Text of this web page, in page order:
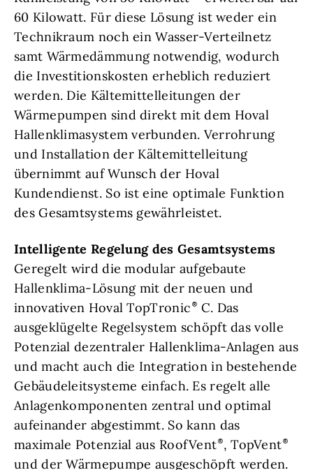
60 Kilowatt. Für diese Lösung ist weder ein
Technikraum noch ein Wasser-Verteilnetz
samt Wärmedämmung notwendig, wodurch
die Investitionskosten erheblich reduziert
werden. Die Kältemittelleitungen der
Wärmepumpen sind direkt mit dem Hoval
Hallenklimasystem verbunden. Verrohrung
und Installation der Kältemittelleitung
übernimmt auf Wunsch der Hoval
Kundendienst. So ist eine optimale Funktion
des Gesamtsystems gewährleistet.
Intelligente Regelung des Gesamtsystems
Geregelt wird die modular aufgebaute
Hallenklima-Lösung mit der neuen und
innovativen Hoval TopTronic
C. Das
ausgeklügelte Regelsystem schöpft das volle
Potenzial dezentraler Hallenklima-Anlagen aus
und macht auch die Integration in bestehende
Gebäudeleitsysteme einfach. Es regelt alle
Anlagenkomponenten zentral und optimal
aufeinander abgestimmt. So kann das
maximale Potenzial aus RoofVent , TopVent
und der Wärmepumpe ausgeschöpft werden.